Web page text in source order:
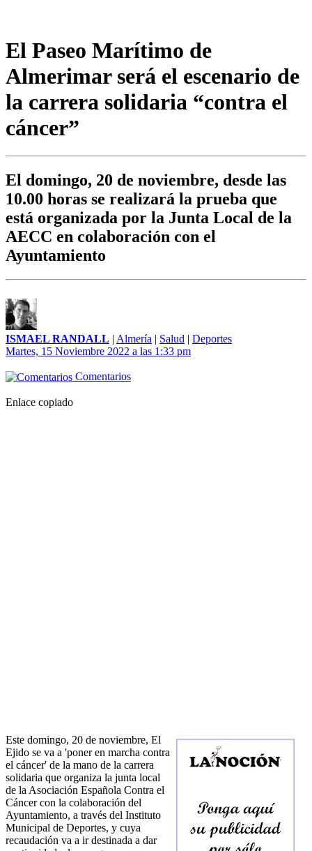
El Paseo Marítimo de
Almerimar será el escenario de
la carrera solidaria “contra el
cáncer”
El domingo, 20 de noviembre, desde las
10.00 horas se realizará la prueba que
está organizada por la Junta Local de la
AECC en colaboración con el
Ayuntamiento
ISMAEL RANDALL | Almería | Salud | Deportes
Martes, 15 Noviembre 2022 a las 1:33 pm
Comentarios
Enlace copiado
Este domingo, 20 de noviembre, El
Ejido se va a 'poner en marcha contra
el cáncer' de la mano de la carrera
solidaria que organiza la junta local
de la Asociación Española Contra el
Cáncer con la colaboración del
Ayuntamiento, a través del Instituto
Municipal de Deportes, y cuya
recaudación va a ir destinada a dar